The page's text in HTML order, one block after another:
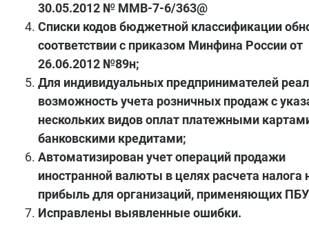
30.05.2012 № ММВ-7-6/363@
Списки кодов бюджетной классификации
соответствии с приказом Минфина России от
26.06.2012 №89н;
Для индивидуальных предпринимателей
возможность учета розничных продаж с
нескольких видов оплат платежными
банковскими кредитами;
Автоматизирован учет операций продажи
иностранной валюты в целях расчета налога
прибыль для организаций, применяющих
Исправлены выявленные ошибки.